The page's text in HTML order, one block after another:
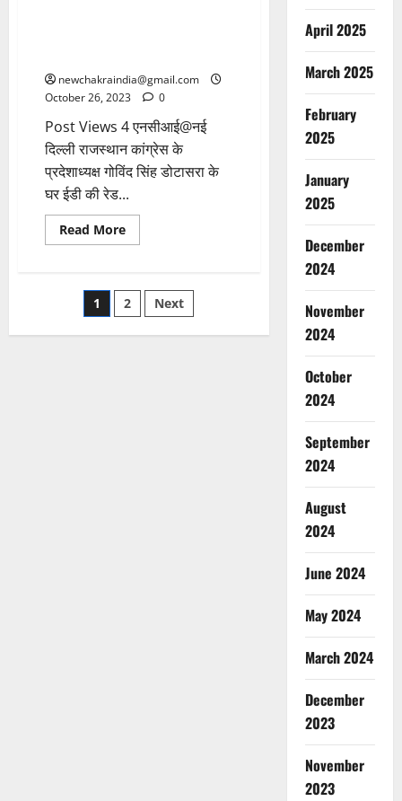
newchakraindia@gmail.com
October 26, 2023
0
Post Views 4 एनसीआई@नई
दिल्ली राजस्थान कांग्रेस के
प्रदेशाध्यक्ष गोविंद सिंह डोटासरा के
घर ईडी की रेड...
Read More
1 2 Next
April 2025
March 2025
February
2025
January
2025
December
2024
November
2024
October
2024
September
2024
August
2024
June 2024
May 2024
March 2024
December
2023
November
2023